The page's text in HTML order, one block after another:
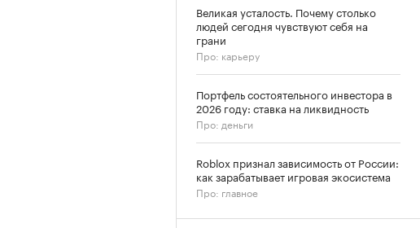
Великая усталость. Почему столько
людей сегодня чувствуют себя на
грани
Про: карьеру
Портфель состоятельного инвестора в
2026 году: ставка на ликвидность
Про: деньги
Roblox признал зависимость от России:
как зарабатывает игровая экосистема
Про: главное